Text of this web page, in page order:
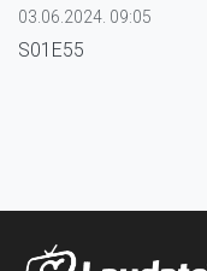
03.06.2024. 09:05
S01E55